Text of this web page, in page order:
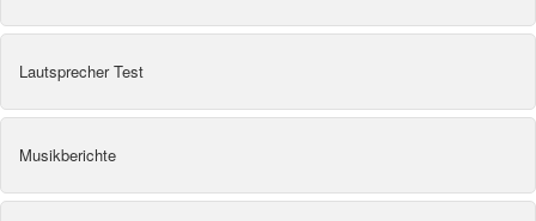
Lautsprecher Test
Musikberichte